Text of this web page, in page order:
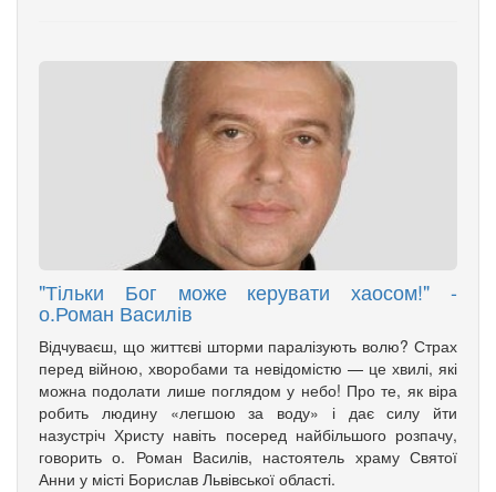
"Тільки Бог може керувати хаосом!" -
о.Роман Василів
Відчуваєш, що життєві шторми паралізують волю? Страх
перед війною, хворобами та невідомістю — це хвилі, які
можна подолати лише поглядом у небо! Про те, як віра
робить людину «легшою за воду» і дає силу йти
назустріч Христу навіть посеред найбільшого розпачу,
говорить о. Роман Василів, настоятель храму Святої
Анни у місті Борислав Львівської області.